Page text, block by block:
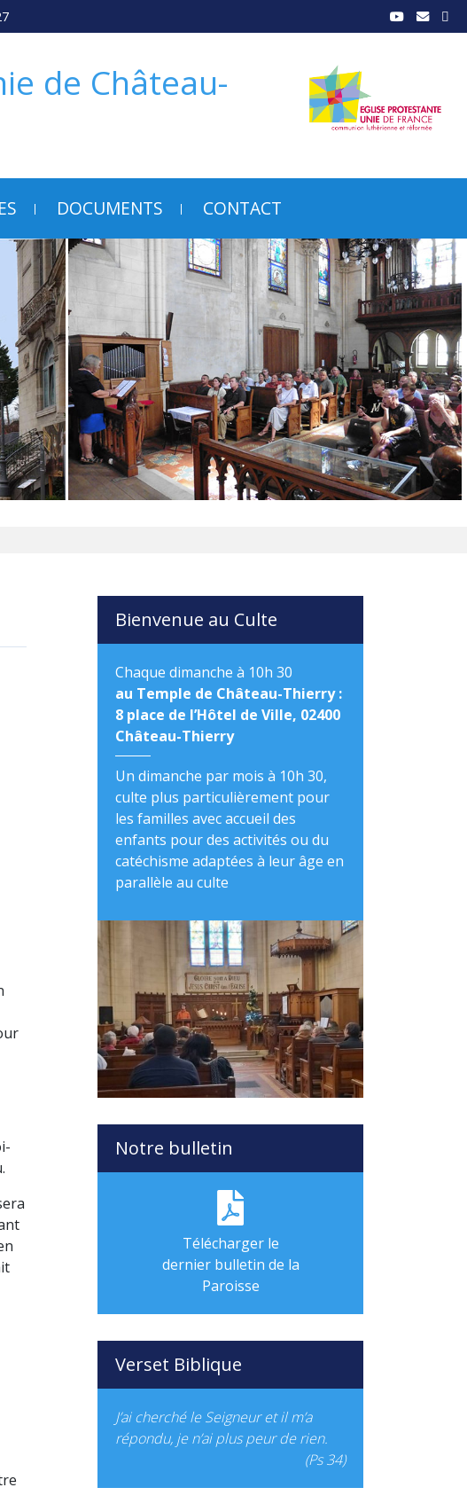
de Château-
DOCUMENTS CONTACT
Bienvenue au Culte
Chaque dimanche à 10h 30
au Temple de Château-Thierry :
8 place de l’Hôtel de Ville, 02400
Château-Thierry
Un dimanche par mois à 10h 30,
culte plus particulièrement pour
les familles avec accueil des
enfants pour des activités ou du
catéchisme adaptées à leur âge en
parallèle au culte
Notre bulletin
Télécharger le
dernier bulletin de la
Paroisse
Verset Biblique
J’ai cherché le Seigneur et il m’a
répondu, je n’ai plus peur de rien.
(Ps 34)